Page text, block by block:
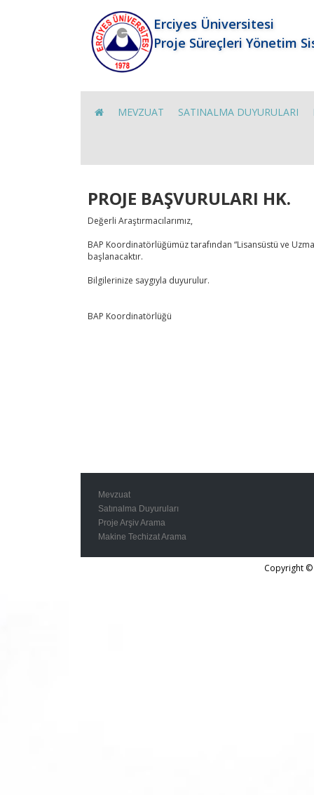
Erciyes Üniversitesi
Proje Süreçleri Yönetim
MEVZUAT SATINALMA DUYURULARI
PROJE BAŞVURULARI HK.
Değerli Araştırmacılarımız,
BAP Koordinatörlüğümüz tarafından “Lisansüstü ve
başlanacaktır.
Bilgilerinize saygıyla duyurulur.
BAP Koordinatörlüğü
Mevzuat
Satınalma Duyuruları
Proje Arşiv Arama
Makine Techizat Arama
Copyright ©